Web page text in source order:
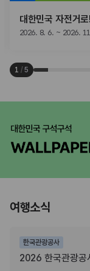
2026. 8. 6. ~ 2026.
1 / 5
여행소식
한국관광공사
2026 한국관광공